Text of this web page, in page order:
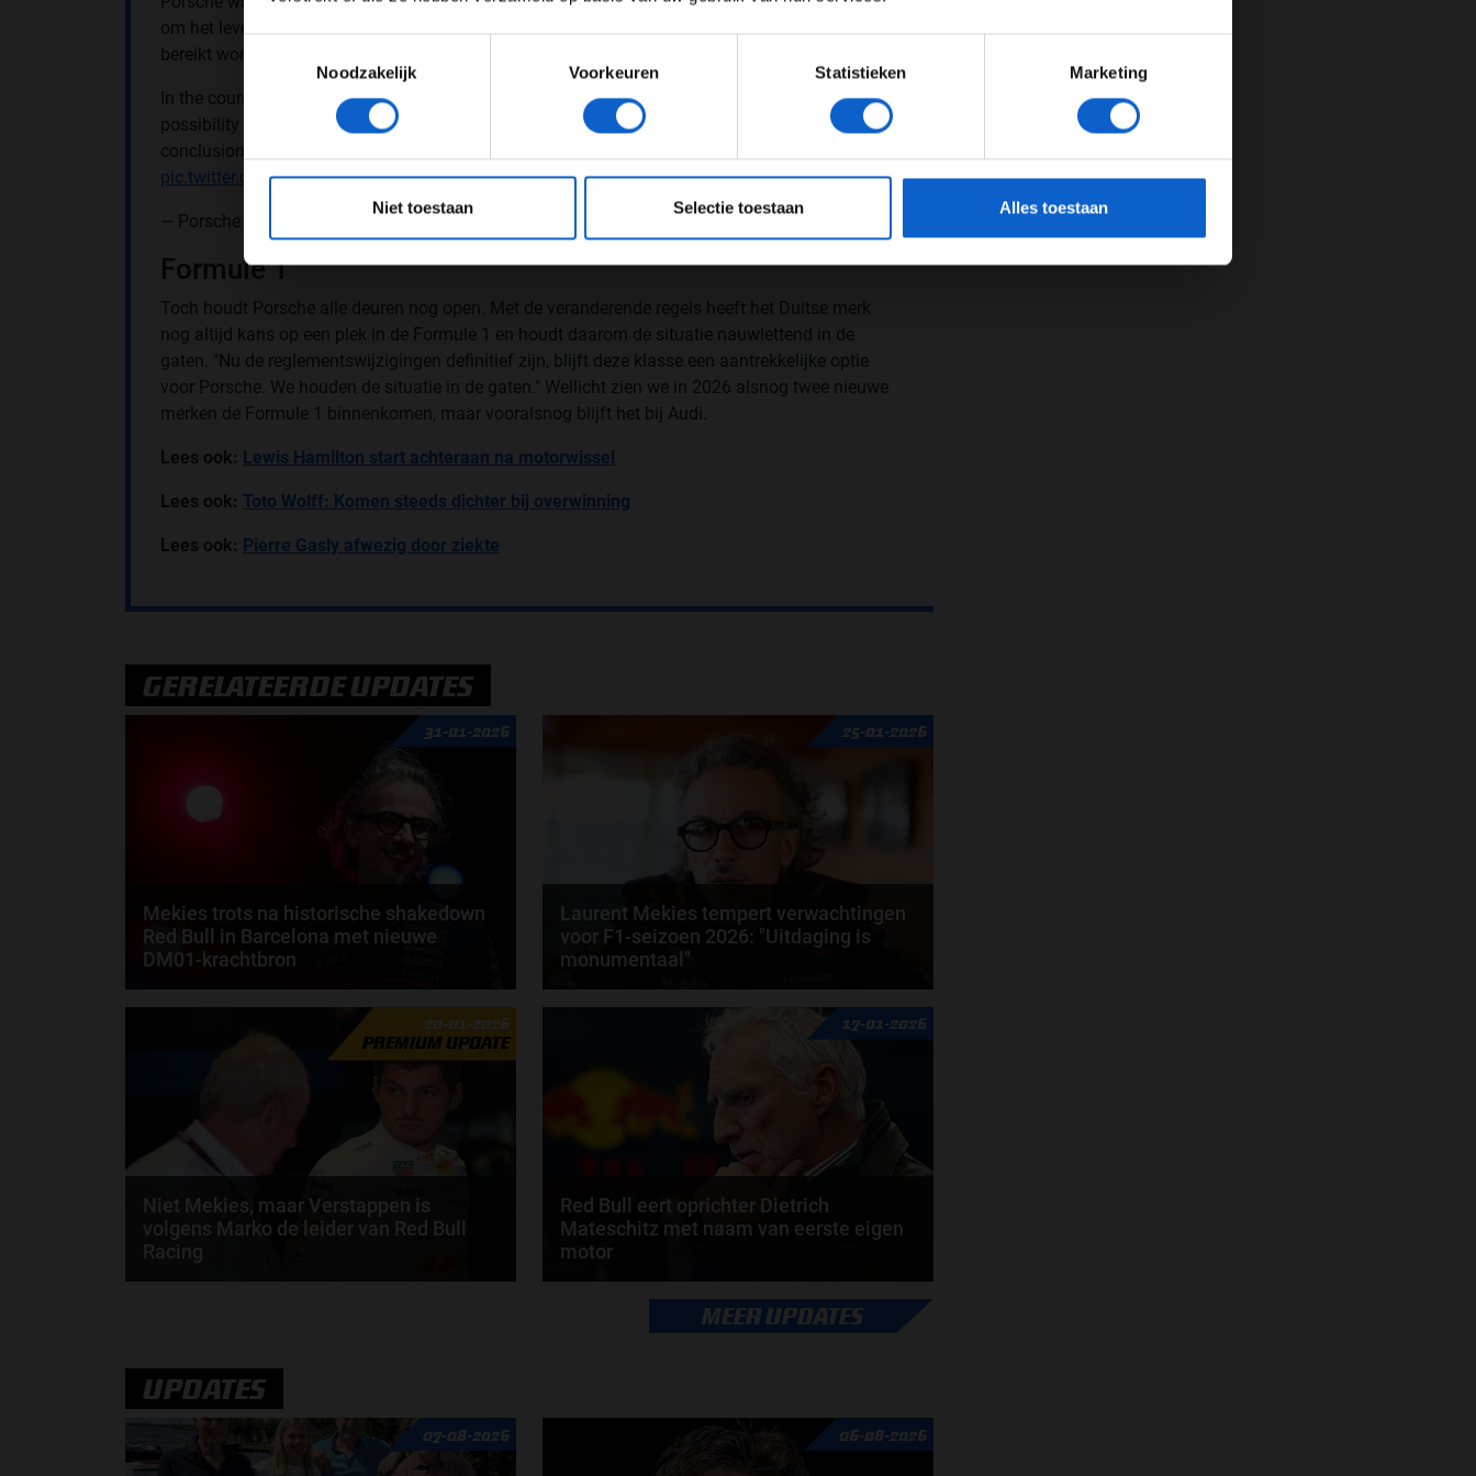
Noodzakelijk
Voorkeuren Statistieken Marketing
Niet toestaan Selectie toestaan Alles toestaan
om het leveren van motoren gaan, maar ook over het deelnemen met het team. Dat kon niet
bereikt worden."
In the course of the last few months,
AG and Red Bull GmbH have held talks on the
possibility of Porsche’s entry into Formula 1. The two companies have now jointly come to the
conclusion that these talks will no longer be continued. More:
pic.twitter.com/1XCKaLbPfk
— Porsche Newsroom (@PorscheNewsroom)
Formule 1
Toch houdt Porsche alle deuren nog open. Met de veranderende regels heeft het Duitse merk
nog altijd kans op een plek in de Formule 1 en houdt daarom de situatie nauwlettend in de
gaten. "Nu de reglementswijzigingen definitief zijn, blijft deze klasse een aantrekkelijke optie
voor Porsche. We houden de situatie in de gaten." Wellicht zien we in 2026 alsnog twee nieuwe
merken de Formule 1 binnenkomen, maar vooralsnog blijft het bij Audi.
Lees ook: Lewis Hamilton start achteraan na motorwissel
Lees ook: Toto Wolff: Komen steeds dichter bij overwinning
Lees ook: Pierre Gasly afwezig door ziekte
GERELATEERDE UPDATES
31-01-2026
Mekies trots na historische shakedown
Red Bull in Barcelona met nieuwe
DM01-krachtbron
Laurent Mekies kijkt met een tevreden gevoel terug
op de shakedown die Red Bull Racing afgelopen...
25-01-2026
Laurent Mekies tempert verwachtingen
voor F1-seizoen 2026: "Uitdaging is
monumentaal"
Laurent Mekies heeft zijn licht laten schijnen op het
aanstaande Formule 1-seizoen van 2026. De...
20-01-2026
PREMIUM UPDATE
Niet Mekies, maar Verstappen is
volgens Marko de leider van Red Bull
Racing
doorJarlo van der Vloed
17-01-2026
Red Bull eert oprichter Dietrich
Mateschitz met naam van eerste eigen
motor
Het Formule 1-team van Red Bull heeft zijn
allereerste zelf ontwikkelde krachtbron vernoemd
MEER UPDATES
UPDATES
07-08-2026 06-08-2026
JONGER DAN 24 24 JAAR OF OUDER
*Raadpleeg onsprivacybeleidvoor meer informatie over gegevensgebruik en -bescherming.